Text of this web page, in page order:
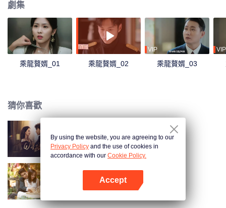
劇集
乘龍贅婿_01 乘龍贅婿_02
VIP
乘龍贅婿_03
VIP
猜你喜歡
妻子的反攻
以愛為契
By using the website, you are agreeing to our
Privacy Policy and the use of cookies in
accordance with our Cookie Policy.
Accept